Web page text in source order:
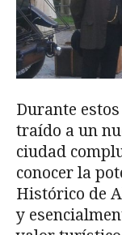
Durante
traído a un
ciudad
conocer la
Histórico de
y